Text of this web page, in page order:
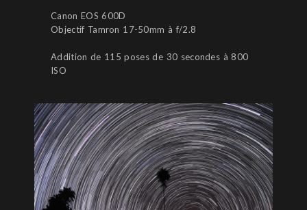
Canon EOS 600D
Objectif Tamron 17-50mm à f/2.8
Addition de 115 poses de 30 secondes à 800
ISO